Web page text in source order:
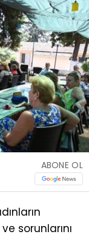
ABONE OL
sorunlarını